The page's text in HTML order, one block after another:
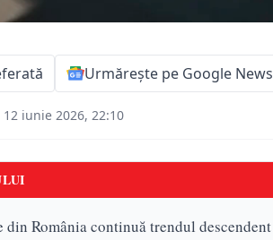
Urmărește pe Google News
12 iunie 2026, 22:10
din România continuă trendul descendent